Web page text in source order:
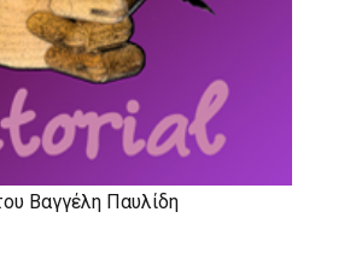
Βαγγέλη Παυλίδη